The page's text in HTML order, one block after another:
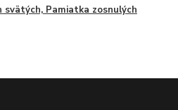
svätých, Pamiatka zosnulých